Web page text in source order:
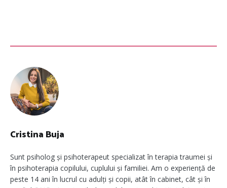
Cristina Buja
Sunt psiholog și psihoterapeut specializat în terapia traumei și
în psihoterapia copilului, cuplului și familiei. Am o experiență de
peste 14 ani în lucrul cu adulți și copii, atât în cabinet, cât și în